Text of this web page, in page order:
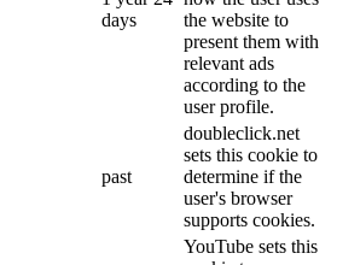
days
the website to
present them with
relevant ads
according to the
user profile.
past
doubleclick.net
sets this cookie to
determine if the
user's browser
supports cookies.
YouTube sets this